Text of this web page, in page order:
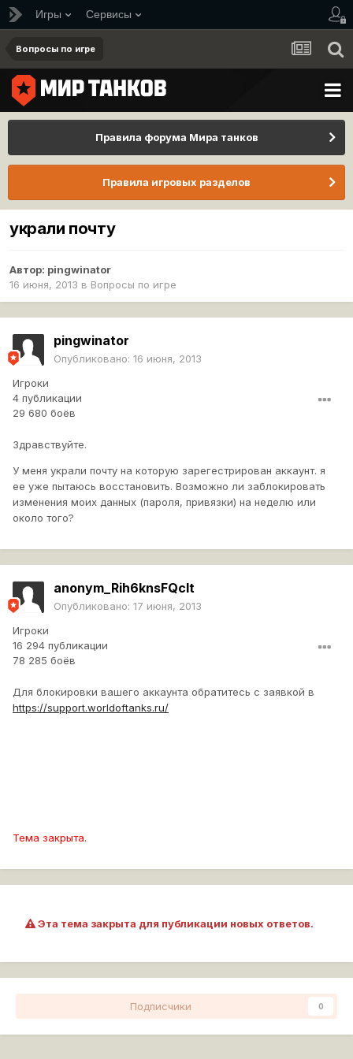
Игры Сервисы
Вопросы по игре
Правила форума Мира танков
Правила игровых разделов
украли почту
Автор: pingwinator
16 июня, 2013 в Вопросы по игре
pingwinator
Опубликовано: 16 июня, 2013
Игроки
4 публикации
29 680 боёв
Здравствуйте.
У меня украли почту на которую зарегестрирован аккаунт. я
ее уже пытаюсь восстановить. Возможно ли заблокировать
изменения моих данных (пароля, привязки) на неделю или
около того?
anonym_Rih6knsFQcIt
Опубликовано: 17 июня, 2013
Игроки
16 294 публикации
78 285 боёв
Для блокировки вашего аккаунта обратитесь с заявкой в
https://support.worldoftanks.ru/
Тема закрыта.
Эта тема закрыта для публикации новых ответов.
Подписчики 0